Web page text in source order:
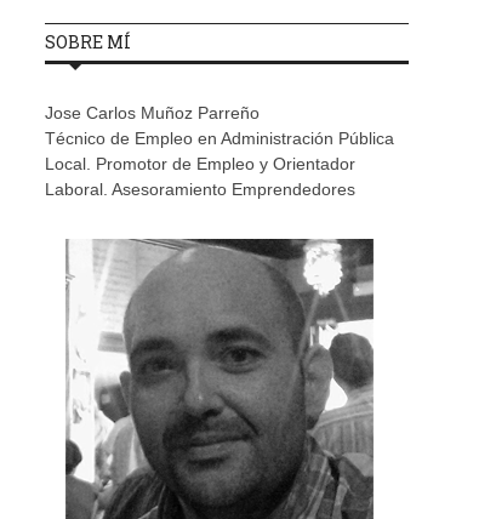
SOBRE MÍ
Jose Carlos Muñoz Parreño
Técnico de Empleo en Administración Pública
Local. Promotor de Empleo y Orientador
Laboral. Asesoramiento Emprendedores